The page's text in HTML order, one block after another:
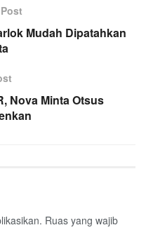
Mudah Dipatahkan
Nova Minta Otsus
Ruas yang wajib